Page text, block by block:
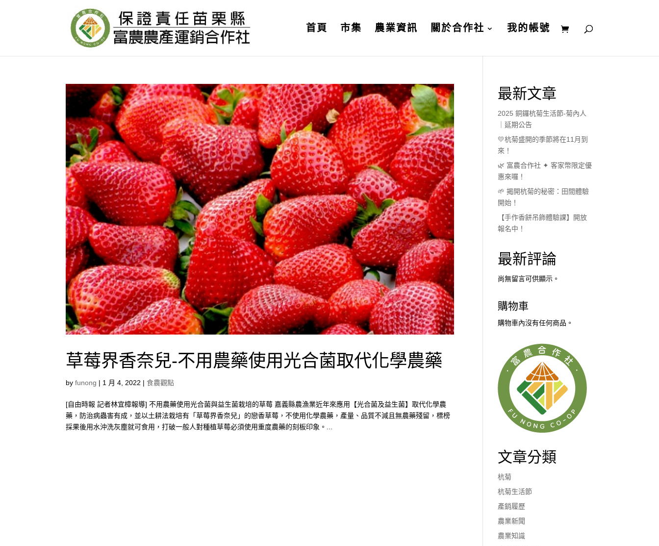
首頁 市集 農業資訊 關於合作社 我的帳號
草莓界香奈兒-不用農藥使用光合菌取代化學農藥
byfunong | 1 月 4, 2022 |食農觀點
[自由時報 記者林宜樟報導] 不用農藥使用光合菌與益生菌栽培的草莓 嘉義縣農漁業近年來應用【光合菌及益生菌】取代化學農
藥，防治病蟲害有成，並以土耕法栽培有「草莓界香奈兒」的戀香草莓，不使用化學農藥，產量、品質不減且無農藥殘留，標榜
採果後用水沖洗灰塵就可食用，打破一般人對種植草莓必須使用重度農藥的刻板印象。...
最新文章
2025 銅鑼杭菊生活節-菊內人
｜延期公告
💛杭菊盛開的季節將在11月到
來！
🌿 富農合作社 ✦ 客家幣限定優
惠來囉！
🌱 揭開杭菊的秘密：田間體驗
開始！
【手作香餅吊飾體驗課】開放
報名中！
最新評論
尚無留言可供顯示。
購物車
購物車內沒有任何商品。
文章分類
杭菊
杭菊生活節
產銷履歷
農業新聞
農業知識